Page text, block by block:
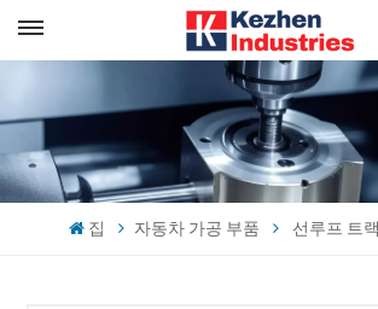
English
español
日本語
빠른 견적 받기
집 자동차 가공 부품 선루프 트